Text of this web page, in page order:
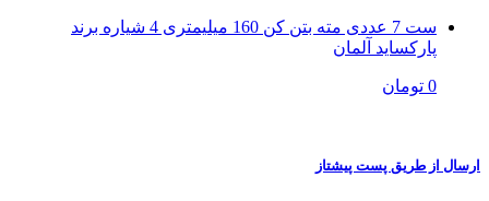
ست 7 عددی مته بتن کن 160 میلیمتری 4 شیاره برند
پارکساید آلمان
0 تومان
ارسال از طریق پست پیشتاز